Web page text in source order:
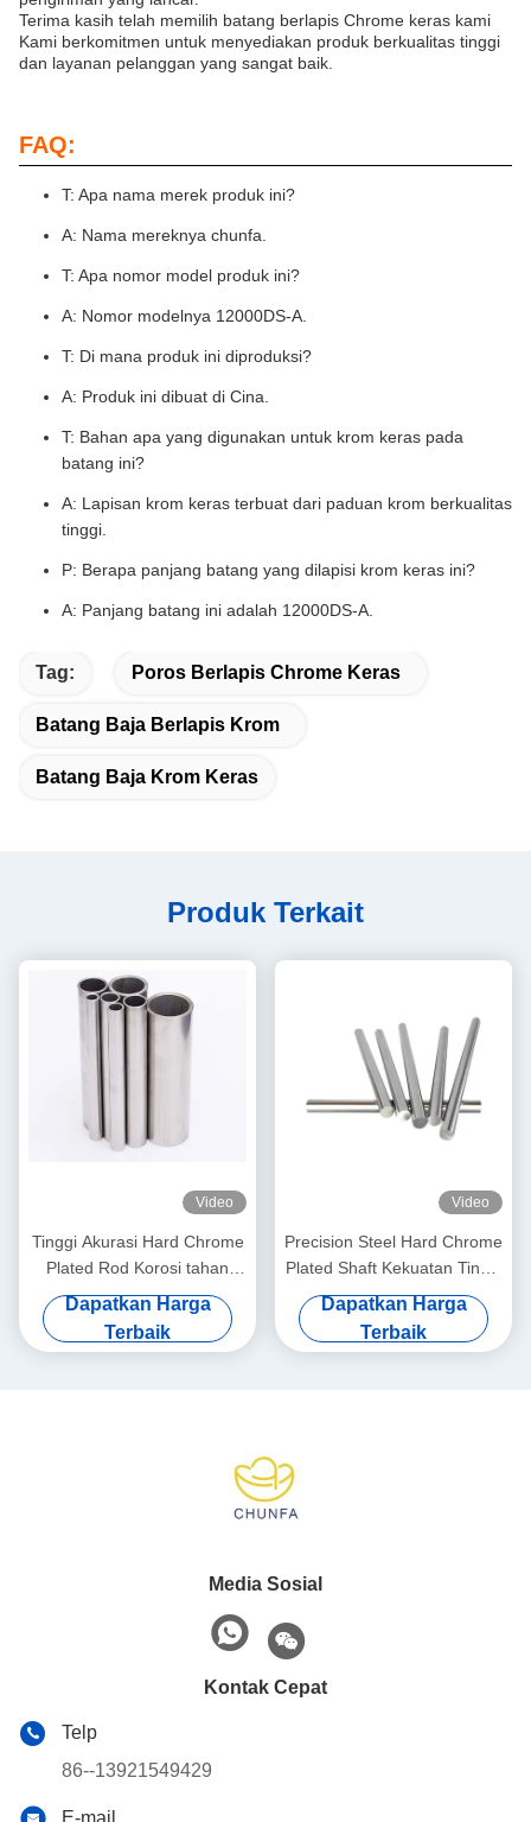
Terima kasih telah memilih batang berlapis Chrome keras kami
Kami berkomitmen untuk menyediakan produk berkualitas tinggi
dan layanan pelanggan yang sangat baik.
FAQ:
T: Apa nama merek produk ini?
A: Nama mereknya chunfa.
T: Apa nomor model produk ini?
A: Nomor modelnya 12000DS-A.
T: Di mana produk ini diproduksi?
A: Produk ini dibuat di Cina.
T: Bahan apa yang digunakan untuk krom keras pada
batang ini?
A: Lapisan krom keras terbuat dari paduan krom berkualitas
tinggi.
P: Berapa panjang batang yang dilapisi krom keras ini?
A: Panjang batang ini adalah 12000DS-A.
Tag: Poros Berlapis Chrome Keras
Batang Baja Berlapis Krom
Batang Baja Krom Keras
Produk Terkait
Video
Tinggi Akurasi Hard Chrome
Plated Rod Korosi tahan
0.2mm / M lurus
Dapatkan Harga
Terbaik
Video
Precision Steel Hard Chrome
Plated Shaft Kekuatan Tinggi
Untuk Aplikasi Industri
Dapatkan Harga
Terbaik
Media Sosial
Kontak Cepat
Telp
86--13921549429
E-mail